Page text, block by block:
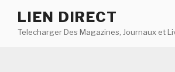
contenu
LIEN DIRECT
Telecharger Des Magazines, Journaux et